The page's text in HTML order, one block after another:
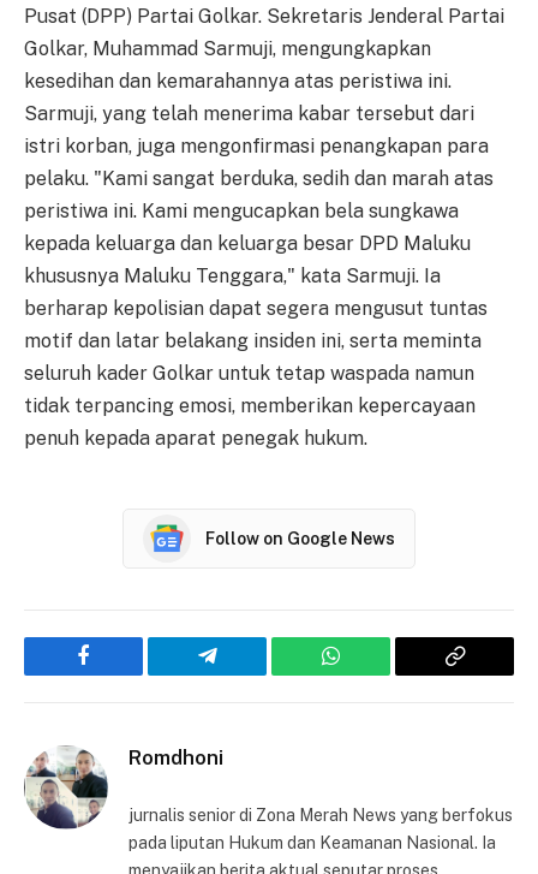
Pusat (DPP) Partai Golkar. Sekretaris Jenderal Partai
Golkar, Muhammad Sarmuji, mengungkapkan
kesedihan dan kemarahannya atas peristiwa ini.
Sarmuji, yang telah menerima kabar tersebut dari
istri korban, juga mengonfirmasi penangkapan para
pelaku. "Kami sangat berduka, sedih dan marah atas
peristiwa ini. Kami mengucapkan bela sungkawa
kepada keluarga dan keluarga besar DPD Maluku
khususnya Maluku Tenggara," kata Sarmuji. Ia
berharap kepolisian dapat segera mengusut tuntas
motif dan latar belakang insiden ini, serta meminta
seluruh kader Golkar untuk tetap waspada namun
tidak terpancing emosi, memberikan kepercayaan
penuh kepada aparat penegak hukum.
Follow on Google News
Facebook Telegram WhatsApp
Copy
Romdhoni
jurnalis senior di Zona Merah News yang berfokus
pada liputan Hukum dan Keamanan Nasional. Ia